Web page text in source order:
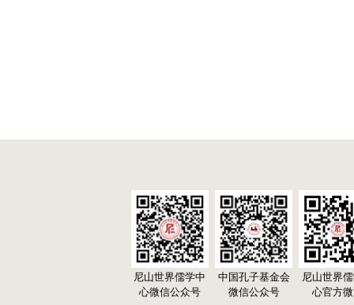
尼山世界儒学中
心微信公众号
中国孔子基金会
微信公众号
尼山世界
心官方